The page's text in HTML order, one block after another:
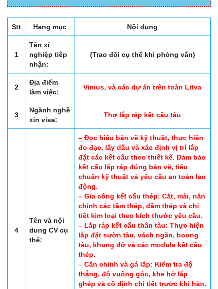
Stt Hạng mục Nội dung
1
Tên xí
nghiệp tiếp
nhận:
(Trao đổi cụ thể khi phỏng vấn)
2
Địa điểm
làm việc:
Vinius, và các dự án trên toàn Litva
3
Ngành nghề
xin visa:
Thợ lắp ráp kết cấu tàu
4
Tên và nội
dung CV cụ
thể:
– Đọc hiểu bản vẽ kỹ thuật, thực hiện
đo đạc, lấy dấu và xác định vị trí lắp
đặt các kết cấu theo thiết kế. Đảm bảo
kết cấu lắp ráp đúng bản vẽ, tiêu
chuẩn kỹ thuật và yêu cầu an toàn lao
động.
– Gia công kết cấu thép: Cắt, mài, nắn
chỉnh các tấm thép, dầm thép và chi
tiết kim loại theo kích thước yêu cầu.
– Lắp ráp kết cấu thân tàu: Thực hiện
lắp đặt sườn tàu, vách ngăn, boong
tàu, khung đỡ và các module kết cấu
thép.
– Căn chỉnh và gá lắp: Kiểm tra độ
thẳng, độ vuông góc, khe hở lắp
ghép và cố định chi tiết trước khi hàn.